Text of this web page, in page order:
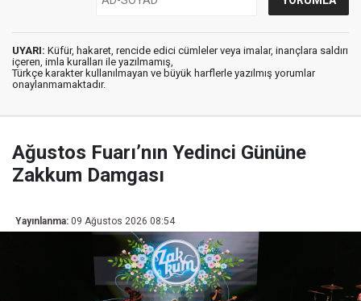
UYARI: Küfür, hakaret, rencide edici cümleler veya imalar, inançlara saldırı
içeren, imla kuralları ile yazılmamış,
Türkçe karakter kullanılmayan ve büyük harflerle yazılmış yorumlar
onaylanmamaktadır.
Ağustos Fuarı’nın Yedinci Gününe
Zakkum Damgası
Yayınlanma: 09 Ağustos 2026 08:54